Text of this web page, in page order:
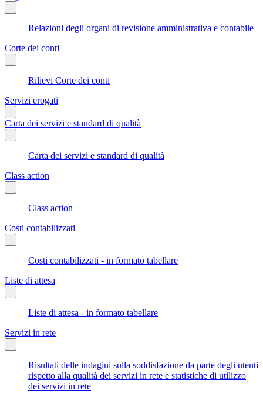
Relazioni degli organi di revisione amministrativa e contabile
Corte dei conti
Rilievi Corte dei conti
Servizi erogati
Carta dei servizi e standard di qualità
Carta dei servizi e standard di qualità
Class action
Class action
Costi contabilizzati
Costi contabilizzati - in formato tabellare
Liste di attesa
Liste di attesa - in formato tabellare
Servizi in rete
Risultati delle indagini sulla soddisfazione da parte degli utenti
rispetto alla qualità dei servizi in rete e statistiche di utilizzo
dei servizi in rete